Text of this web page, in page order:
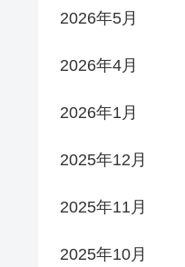
2026年5月
2026年4月
2026年1月
2025年12月
2025年11月
2025年10月